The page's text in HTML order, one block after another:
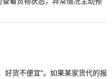
好货不便宜"。如果某家货代的报